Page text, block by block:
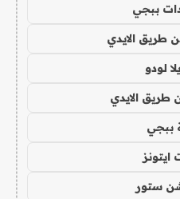
ببجي
طريق الايدي
لودو
الايدي
ببجي
ستور